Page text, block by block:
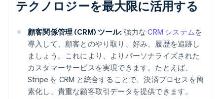
テクノロジーを最大限に活用する
顧客関係管理 (CRM) ツール: 強力なCRM システムを
導入して、顧客とのやり取り、好み、履歴を追跡し
ましょう。これにより、よりパーソナライズされた
カスタマーサービスを実現できます。たとえば、
Stripe を CRM と統合することで、決済プロセスを簡
素化し、貴重な顧客取引データを提供できます。